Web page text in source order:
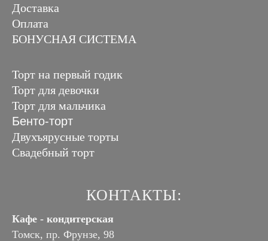
Доставка
Оплата
БОНУСНАЯ СИСТЕМА
Торт на первый годик
Торт для девочки
Торт для мальчика
Бенто-торт
Двухъярусные торты
Свадебный торт
КОНТАКТЫ:
Кафе - кондитерская
Томск, пр. Фрунзе, 98